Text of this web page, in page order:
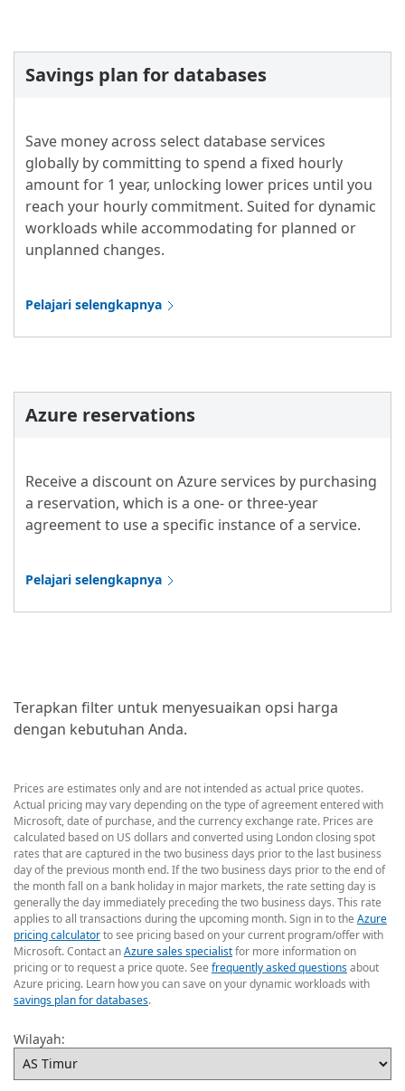
Savings plan for databases
Save money across select database services
globally by committing to spend a fixed hourly
amount for 1 year, unlocking lower prices until you
reach your hourly commitment. Suited for dynamic
workloads while accommodating for planned or
unplanned changes.
Pelajari selengkapnya
Azure reservations
Receive a discount on Azure services by purchasing
a reservation, which is a one- or three-year
agreement to use a specific instance of a service.
Pelajari selengkapnya
Terapkan filter untuk menyesuaikan opsi harga
dengan kebutuhan Anda.
Prices are estimates only and are not intended as actual price quotes.
Actual pricing may vary depending on the type of agreement entered with
Microsoft, date of purchase, and the currency exchange rate. Prices are
calculated based on US dollars and converted using London closing spot
rates that are captured in the two business days prior to the last business
day of the previous month end. If the two business days prior to the end of
the month fall on a bank holiday in major markets, the rate setting day is
generally the day immediately preceding the two business days. This rate
applies to all transactions during the upcoming month. Sign in to the Azure
pricing calculatorto see pricing based on your current program/offer with
Microsoft. Contact anAzure sales specialistfor more information on
pricing or to request a price quote. See frequently asked questionsabout
Azure pricing. Learn how you can save on your dynamic workloads with
savings plan for databases.
Wilayah: